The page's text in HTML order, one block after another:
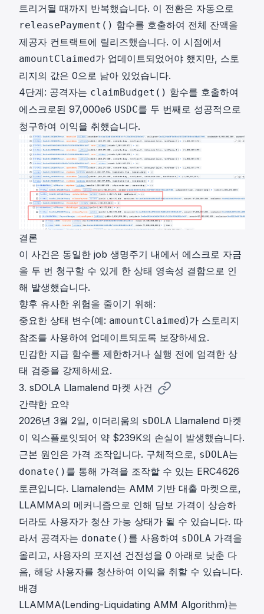
트리거될 때까지 반복했습니다. 이 전환은 자동으로
releasePayment() 함수를 호출하여 전체 잔액을
제공자 컨트랙트에 릴리즈했습니다. 이 시점에서
amountClaimed가 업데이트되었어야 했지만, 스토
리지의 값은 0으로 남아 있었습니다.
4단계: 공격자는 claimBudget() 함수를 호출하여
에스크로된 97,000e6 USDC를 두 번째로 성공적으로
청구하여 이익을 취했습니다.
결론
이 사건은 동일한 job 생명주기 내에서 에스크로 자금
을 두 번 청구할 수 있게 한 상태 영속성 결함으로 인
해 발생했습니다.
향후 유사한 위험을 줄이기 위해:
중요한 상태 변수(예: amountClaimed)가 스토리지
참조를 사용하여 업데이트되도록 보장하세요.
민감한 지급 함수를 제한하거나 실행 전에 엄격한 상
태 검증을 강제하세요.
3. sDOLA Llamalend 마켓 사건
간략한 요약
2026년 3월 2일, 이더리움의 sDOLA Llamalend 마켓
이 익스플로잇되어 약 $239K의 손실이 발생했습니다.
근본 원인은 가격 조작입니다. 구체적으로, sDOLA는
donate() 를 통해 가격을 조작할 수 있는 ERC4626
토큰입니다. Llamalend는 AMM 기반 대출 마켓으로,
LLAMMA의 메커니즘으로 인해 담보 가격이 상승하
더라도 사용자가 청산 가능 상태가 될 수 있습니다. 따
라서 공격자는 donate() 를 사용하여 sDOLA 가격을
올리고, 사용자의 포지션 건전성을 0 아래로 낮춘 다
음, 해당 사용자를 청산하여 이익을 취할 수 있습니다.
배경
LLAMMA(Lending-Liquidating AMM Algorithm)는